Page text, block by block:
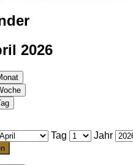
2026
Tag Jahr